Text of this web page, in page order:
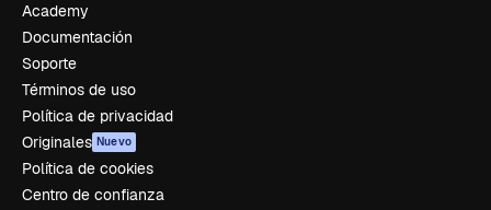
Academy
Documentación
Soporte
Términos de uso
Política de privacidad
Originales Nuevo
Política de cookies
Centro de confianza